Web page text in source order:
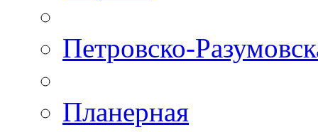
Петровско-
Планерная